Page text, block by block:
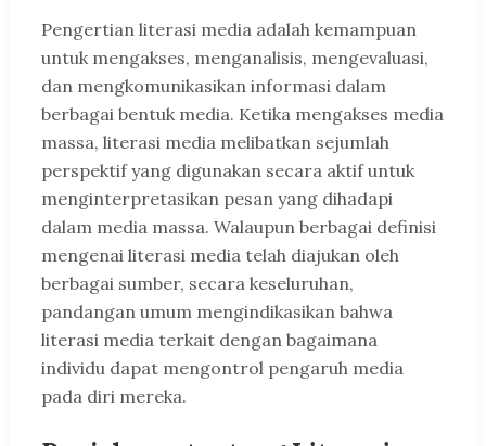
Pengertian literasi media adalah kemampuan
untuk mengakses, menganalisis, mengevaluasi,
dan mengkomunikasikan informasi dalam
berbagai bentuk media. Ketika mengakses media
massa, literasi media melibatkan sejumlah
perspektif yang digunakan secara aktif untuk
menginterpretasikan pesan yang dihadapi
dalam media massa. Walaupun berbagai definisi
mengenai literasi media telah diajukan oleh
berbagai sumber, secara keseluruhan,
pandangan umum mengindikasikan bahwa
literasi media terkait dengan bagaimana
individu dapat mengontrol pengaruh media
pada diri mereka.